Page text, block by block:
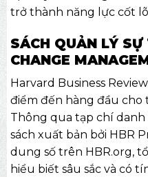
trở thành năng lực cốt
SÁCH QUẢN LÝ
CHANGE
Harvard Business
điểm đến hàng đầu cho
Thông qua tạp chí danh
sách xuất bản bởi HBR
dung số trên HBR.org,
hiểu biết sâu sắc và có